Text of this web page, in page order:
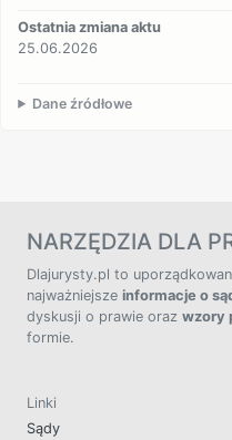
Ostatnia zmiana aktu
25.06.2026
Dane źródłowe
NARZĘDZIA DLA
Dlajurysty.pl to
najważniejsze informacje o
dyskusji o prawie oraz wzory
formie.
Linki
Sądy